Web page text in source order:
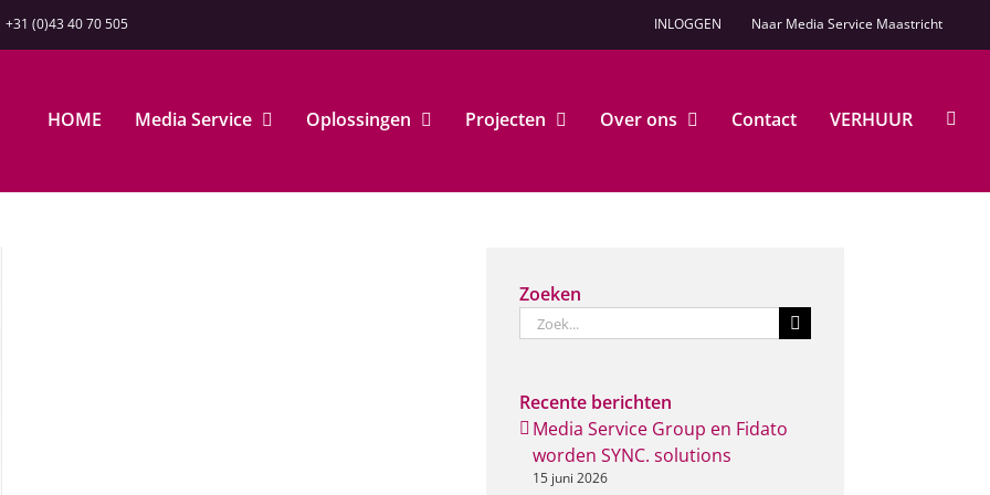
+31 (0)43 40 70 505 INLOGGEN Naar Media Service Maastricht
HOME Media Service Oplossingen Projecten Over ons Contact VERHUUR
Zoeken
Zoeken
naar:
Recente berichten
Media Service Group en Fidato
worden SYNC. solutions
15 juni 2026